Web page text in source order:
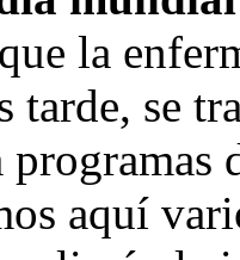
la
tarde, se
aquí